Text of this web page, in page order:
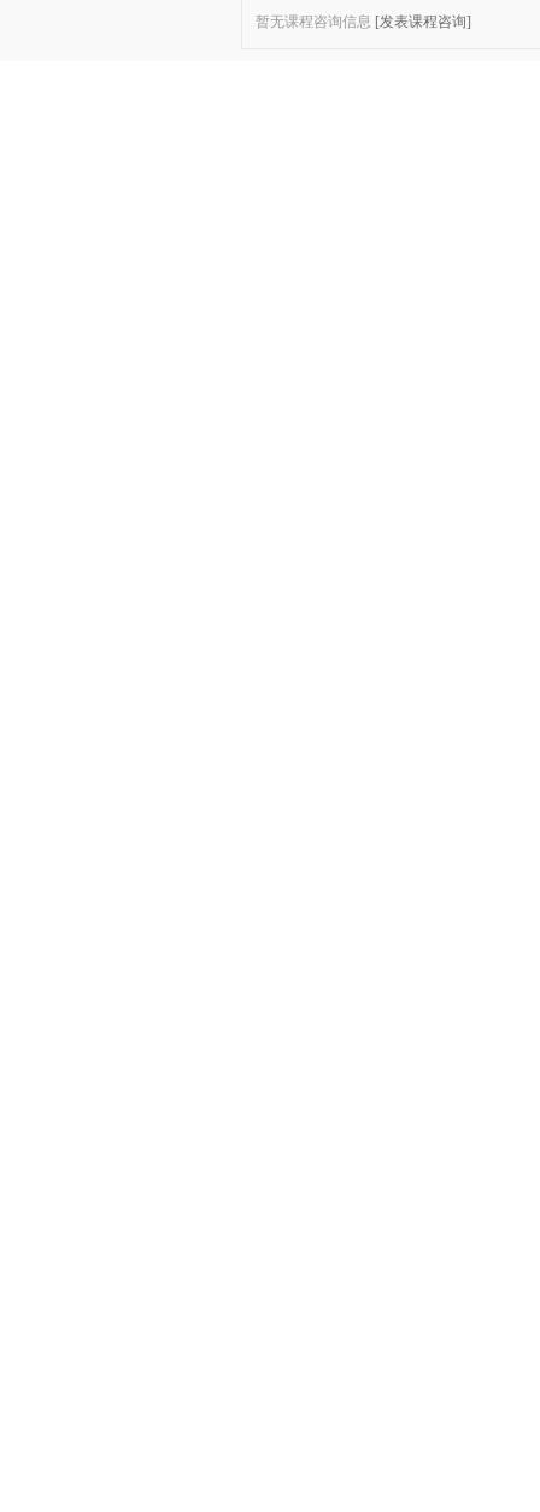
暂无课程咨询信息 [发表课程咨询]